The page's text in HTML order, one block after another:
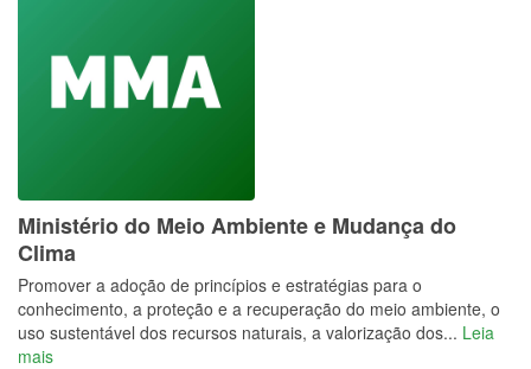
Ministério do Meio Ambiente e Mudança do
Clima
Promover a adoção de princípios e estratégias para o
conhecimento, a proteção e a recuperação do meio ambiente, o
uso sustentável dos recursos naturais, a valorização dos... Leia
mais